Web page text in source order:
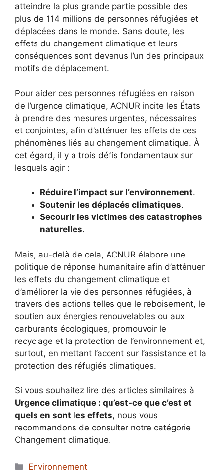
atteindre la plus grande partie possible des
plus de 114 millions de personnes réfugiées et
déplacées dans le monde. Sans doute, les
effets du changement climatique et leurs
conséquences sont devenus l’un des principaux
motifs de déplacement.
Pour aider ces personnes réfugiées en raison
de l’urgence climatique, ACNUR incite les États
à prendre des mesures urgentes, nécessaires
et conjointes, afin d’atténuer les effets de ces
phénomènes liés au changement climatique. À
cet égard, il y a trois défis fondamentaux sur
lesquels agir :
Réduire l’impact sur l’environnement.
Soutenir les déplacés climatiques.
Secourir les victimes des catastrophes
naturelles.
Mais, au-delà de cela, ACNUR élabore une
politique de réponse humanitaire afin d’atténuer
les effets du changement climatique et
d’améliorer la vie des personnes réfugiées, à
travers des actions telles que le reboisement, le
soutien aux énergies renouvelables ou aux
carburants écologiques, promouvoir le
recyclage et la protection de l’environnement et,
surtout, en mettant l’accent sur l’assistance et la
protection des réfugiés climatiques.
Si vous souhaitez lire des articles similaires à
Urgence climatique : qu’est-ce que c’est et
quels en sont les effets, nous vous
recommandons de consulter notre catégorie
Changement climatique.
Catégories
Environnement